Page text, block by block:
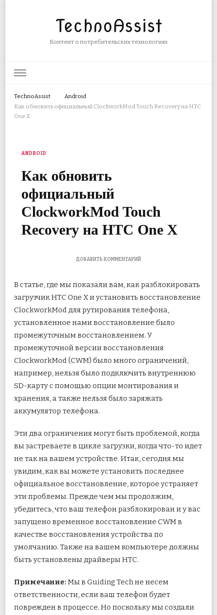
TechnoAssist
Контент о потребительских технологиях
TechnoAssist
Android
Как обновить официальный ClockworkMod Touch Recovery на HTC
One X
ANDROID
Как обновить
официальный
ClockworkMod Touch
Recovery на HTC One X
ДОБАВИТЬ КОММЕНТАРИЙК
ОБНОВИТЬ
CLOCKWORKMOD
TOUCH
НА
HTC
X
В статье, где мы показали вам, как разблокировать
загрузчик HTC One X и установить восстановление
ClockworkMod для рутирования телефона,
установленное нами восстановление было
промежуточным восстановлением. У
промежуточнойверсии восстановления
ClockworkMod (CWM) было много ограничений,
например, нельзя было подключить внутреннюю
SD-карту с помощью опции монтирования и
хранения, а также нельзя было заряжать
аккумулятор телефона.
Эти два ограничения могут быть проблемой, когда
вы застреваете в цикле загрузки, когда что-то идет
не так на вашем устройстве. Итак, сегодня мы
увидим, как вы можете установить последнее
официальное восстановление, которое устраняет
эти проблемы. Прежде чем мы продолжим,
убедитесь, что ваш телефон разблокирован и у вас
запущено временное восстановление CWM в
качестве восстановления устройства по
умолчанию. Также на вашем компьютере должны
быть установлены драйверы HTC.
Примечание: Мы в Guiding Tech не несем
ответственности, если ваш телефон будет
поврежден в процессе. Но поскольку мы создали